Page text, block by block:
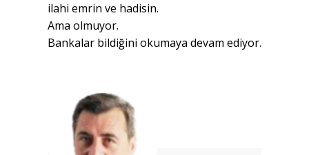
ilahi emrin ve hadisin.
Ama olmuyor.
Bankalar bildiğini okumaya devam ediyor.